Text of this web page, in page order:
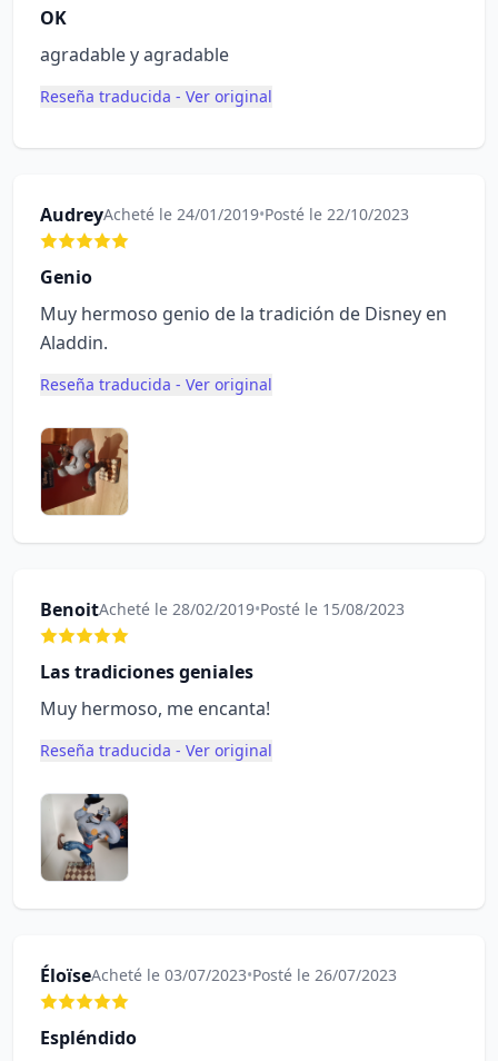
OK
agradable y agradable
Reseña traducida - Ver original
AudreyAcheté le 24/01/2019•Posté le 22/10/2023
Genio
Muy hermoso genio de la tradición de Disney en
Aladdin.
Reseña traducida - Ver original
BenoitAcheté le 28/02/2019•Posté le 15/08/2023
Las tradiciones geniales
Muy hermoso, me encanta!
Reseña traducida - Ver original
ÉloïseAcheté le 03/07/2023•Posté le 26/07/2023
Espléndido